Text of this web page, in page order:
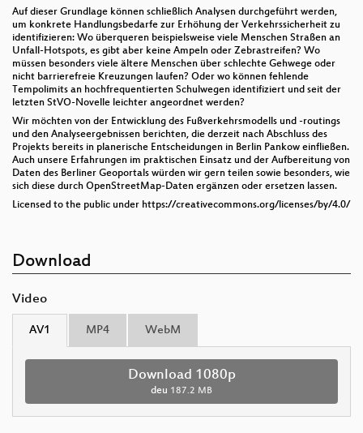
Auf dieser Grundlage können schließlich Analysen durchgeführt werden,
um konkrete Handlungsbedarfe zur Erhöhung der Verkehrssicherheit zu
identifizieren: Wo überqueren beispielsweise viele Menschen Straßen an
Unfall-Hotspots, es gibt aber keine Ampeln oder Zebrastreifen? Wo
müssen besonders viele ältere Menschen über schlechte Gehwege oder
nicht barrierefreie Kreuzungen laufen? Oder wo können fehlende
Tempolimits an hochfrequentierten Schulwegen identifiziert und seit der
letzten StVO-Novelle leichter angeordnet werden?
Wir möchten von der Entwicklung des Fußverkehrsmodells und -routings
und den Analyseergebnissen berichten, die derzeit nach Abschluss des
Projekts bereits in planerische Entscheidungen in Berlin Pankow einfließen.
Auch unsere Erfahrungen im praktischen Einsatz und der Aufbereitung von
Daten des Berliner Geoportals würden wir gern teilen sowie besonders, wie
sich diese durch OpenStreetMap-Daten ergänzen oder ersetzen lassen.
Licensed to the public under https://creativecommons.org/licenses/by/4.0/
Download
Video
AV1 MP4 WebM
Download 1080p
deu 187.2 MB